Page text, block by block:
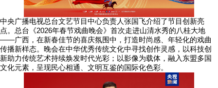
中央广播电视总台文艺节目中心负责人张国飞介绍了节目创新亮
点。总台《2026年春节戏曲晚会》首次走进山清水秀的八桂大地
——广西，在新春佳节的喜庆氛围中，打造时尚感、年轻化的戏曲
传播新样态。晚会在中华优秀传统文化中寻找创作灵感，以科技创
新助力传统艺术持续焕发时代光彩；以影像为载体，融入东盟多国
文化元素，呈现民心相通、文明互鉴的国际化色彩。